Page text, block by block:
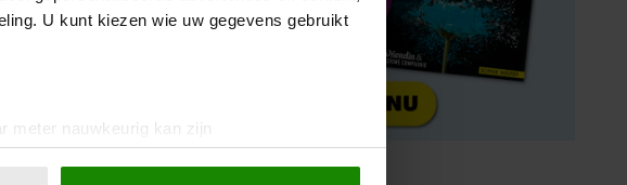
U kunt kiezen wie uw gegevens gebruikt
meter nauwkeurig kan zijn
(fingerprinting)